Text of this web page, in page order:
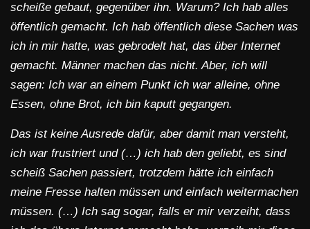
scheiße gebaut, gegenüber ihn. Warum? Ich hab alles
öffentlich gemacht. Ich hab öffentlich diese Sachen was
ich in mir hatte, was gebrodelt hat, das über Internet
gemacht. Männer machen das nicht. Aber, ich will
sagen: Ich war an einem Punkt ich war alleine, ohne
Essen, ohne Brot, ich bin kaputt gegangen.
Das ist keine Ausrede dafür, aber damit man versteht,
ich war frustriert und (…) ich hab den geliebt, es sind
scheiß Sachen passiert, trotzdem hätte ich einfach
meine Fresse halten müssen und einfach weitermachen
müssen. (…) Ich sag sogar, falls er mir verzeiht, dass